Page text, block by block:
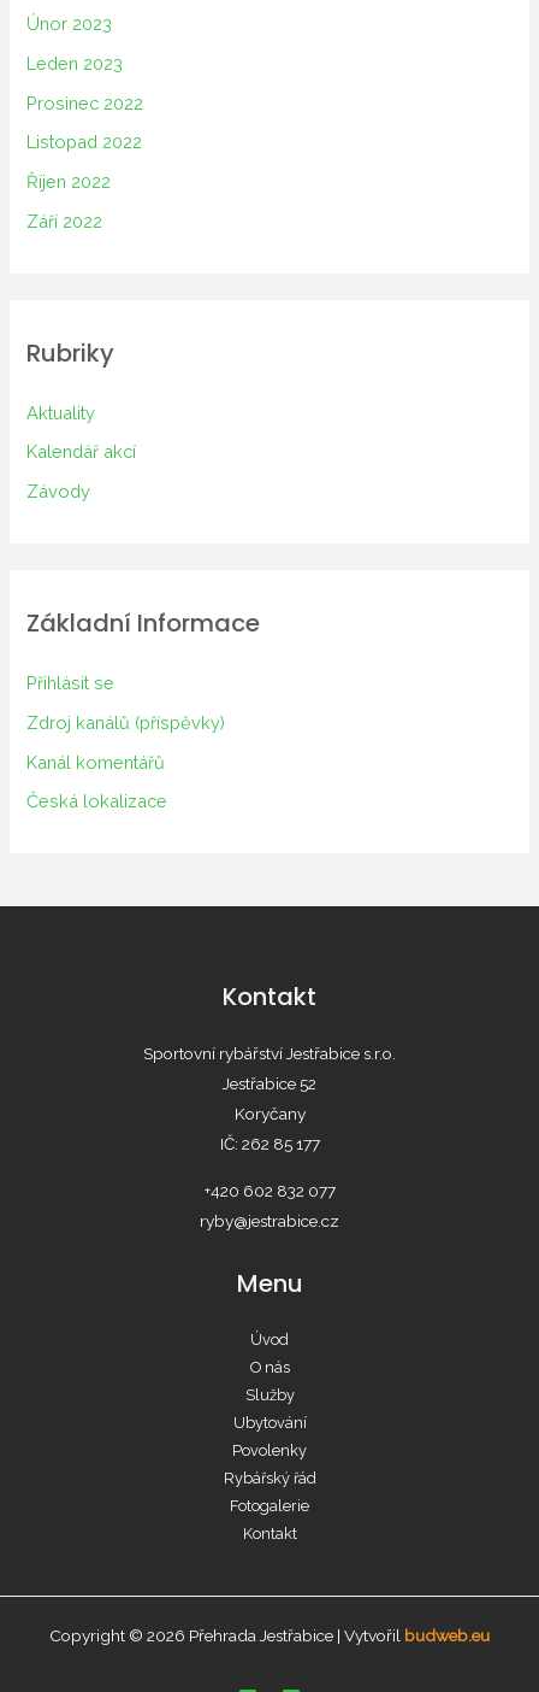
Únor 2023
Leden 2023
Prosinec 2022
Listopad 2022
Říjen 2022
Září 2022
Rubriky
Aktuality
Kalendář akcí
Závody
Základní Informace
Přihlásit se
Zdroj kanálů (příspěvky)
Kanál komentářů
Česká lokalizace
Kontakt
Sportovní rybářství Jestřabice s.r.o.
Jestřabice 52
Koryčany
IČ: 262 85 177
+420 602 832 077
ryby@jestrabice.cz
Menu
Úvod
O nás
Služby
Ubytování
Povolenky
Rybářský řád
Fotogalerie
Kontakt
Copyright © 2026 Přehrada Jestřabice | Vytvořil budweb.eu